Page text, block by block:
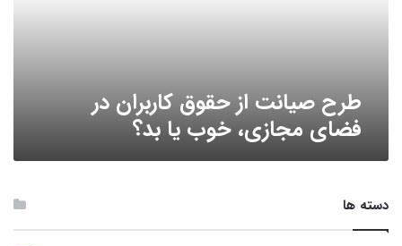
طرح صیانت از حقوق کاربران در
فضای مجازی، خوب یا بد؟
دسته ها